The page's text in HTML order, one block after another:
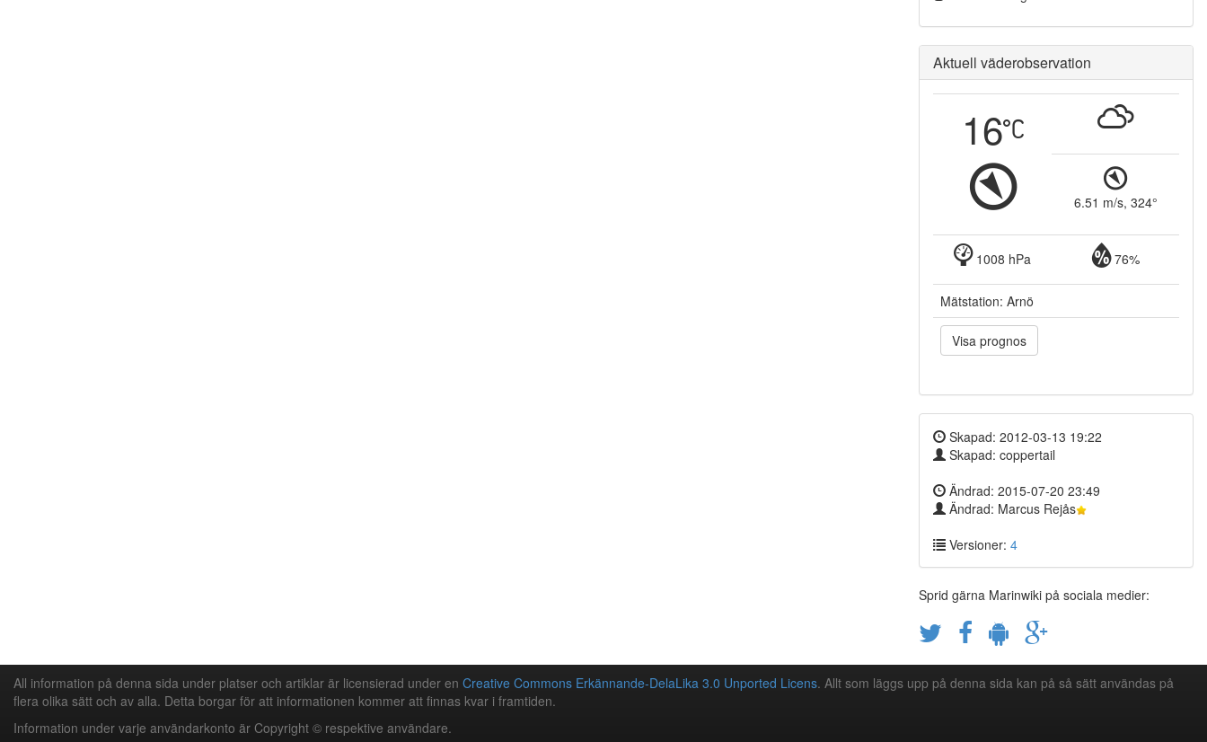
Aktuell väderobservation
16
6.51 m/s, 324°
1008 hPa 76%
Mätstation: Arnö
Visa prognos
Skapad: 2012-03-13 19:22
Skapad: coppertail
Ändrad: 2015-07-20 23:49
Ändrad: Marcus Rejås
Versioner: 4
Sprid gärna Marinwiki på sociala medier:
All information på denna sida under platser och artiklar är licensierad under en Creative Commons Erkännande-DelaLika 3.0 Unported Licens. Allt som läggs upp på denna sida kan på så sätt användas på
flera olika sätt och av alla. Detta borgar för att informationen kommer att finnas kvar i framtiden.
Information under varje användarkonto är Copyright © respektive användare.